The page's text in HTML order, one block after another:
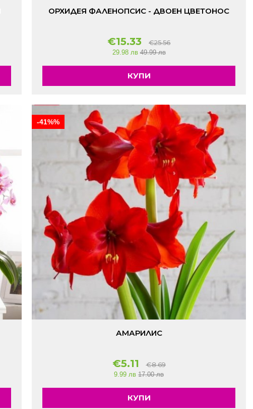
ОРХИДЕЯ ФАЛЕНОПСИС - ДВОЕН ЦВЕТОНОС
€15.33 €25.56
29.98 лв 49.99 лв
КУПИ
-41%%
АМАРИЛИС
€5.11 €8.69
9.99 лв 17.00 лв
КУПИ